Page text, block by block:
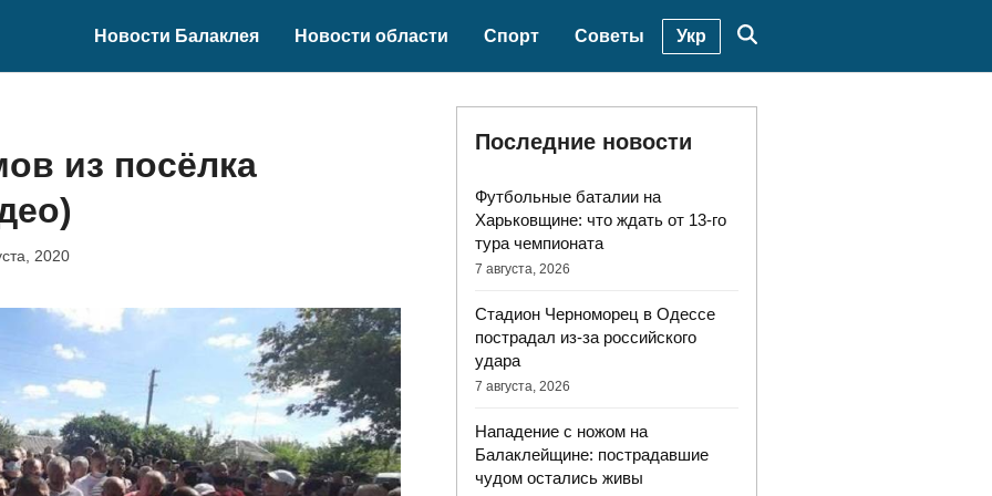
Новости Балаклея Новости области Спорт Советы Укр
из посёлка
2020
Последние новости
Футбольные баталии на
Харьковщине: что ждать от 13-го
тура чемпионата
7 августа, 2026
Стадион Черноморец в Одессе
пострадал из-за российского
удара
7 августа, 2026
Нападение с ножом на
Балаклейщине: пострадавшие
чудом остались живы